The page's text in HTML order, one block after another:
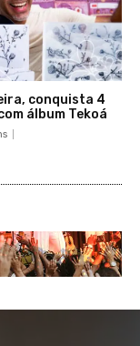
conquista 4
álbum Tekoá